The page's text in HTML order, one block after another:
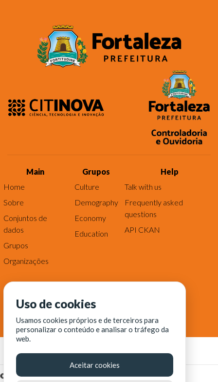
Main
Home
Sobre
Conjuntos de
dados
Grupos
Organizações
Grupos
Culture
Demography
Economy
Education
Help
Talk with us
Frequently asked
questions
API CKAN
© Fortaleza Digital || CITINOVA - Fundação de Ciência,
Uso de cookies
Usamos cookies próprios e de terceiros para
personalizar o conteúdo e analisar o tráfego da
web.
Aceitar cookies